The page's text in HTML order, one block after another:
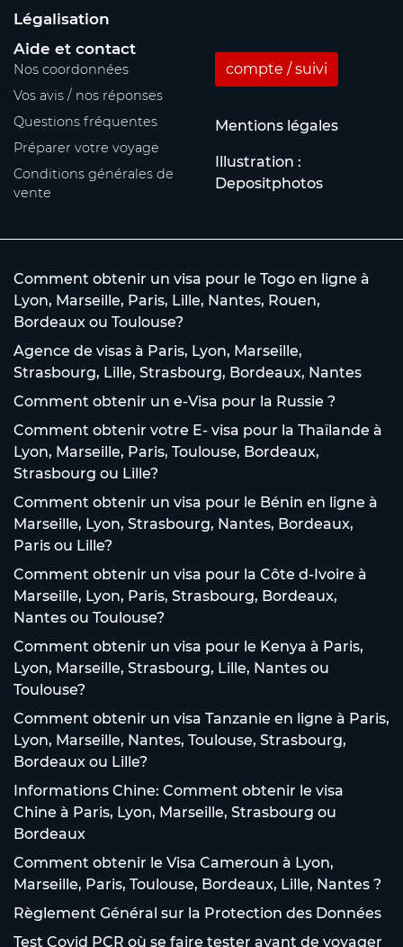
Légalisation
Aide et contact
Nos coordonnées
Vos avis / nos réponses
Questions fréquentes
Préparer votre voyage
Conditions générales de
vente
compte / suivi
Mentions légales
Illustration :
Depositphotos
Comment obtenir un visa pour le Togo en ligne à
Lyon, Marseille, Paris, Lille, Nantes, Rouen,
Bordeaux ou Toulouse?
Agence de visas à Paris, Lyon, Marseille,
Strasbourg, Lille, Strasbourg, Bordeaux, Nantes
Comment obtenir un e-Visa pour la Russie ?
Comment obtenir votre E- visa pour la Thaïlande à
Lyon, Marseille, Paris, Toulouse, Bordeaux,
Strasbourg ou Lille?
Comment obtenir un visa pour le Bénin en ligne à
Marseille, Lyon, Strasbourg, Nantes, Bordeaux,
Paris ou Lille?
Comment obtenir un visa pour la Côte d-Ivoire à
Marseille, Lyon, Paris, Strasbourg, Bordeaux,
Nantes ou Toulouse?
Comment obtenir un visa pour le Kenya à Paris,
Lyon, Marseille, Strasbourg, Lille, Nantes ou
Toulouse?
Comment obtenir un visa Tanzanie en ligne à Paris,
Lyon, Marseille, Nantes, Toulouse, Strasbourg,
Bordeaux ou Lille?
Informations Chine: Comment obtenir le visa
Chine à Paris, Lyon, Marseille, Strasbourg ou
Bordeaux
Comment obtenir le Visa Cameroun à Lyon,
Marseille, Paris, Toulouse, Bordeaux, Lille, Nantes ?
Règlement Général sur la Protection des Données
Test Covid PCR où se faire tester avant de voyager